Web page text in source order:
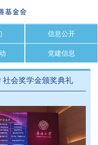
信息公开
党建信息
社会奖学金颁奖典礼